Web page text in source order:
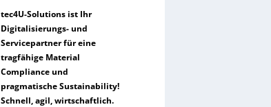
tec4U-Solutions ist Ihr
Digitalisierungs- und
Servicepartner für eine
tragfähige Material
Compliance und
pragmatische Sustainability!
Schnell, agil, wirtschaftlich.